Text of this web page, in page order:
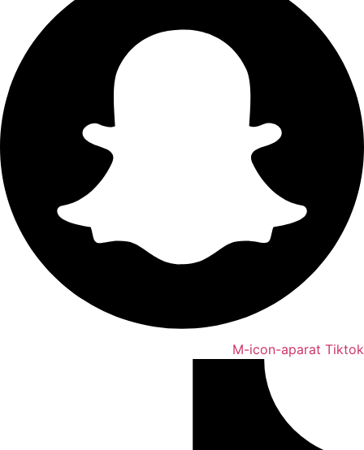
M-icon-aparat Tiktok